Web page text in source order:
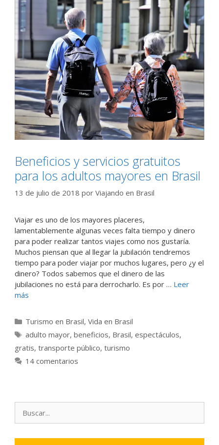
Beneficios y servicios gratuitos
para los adultos mayores en Brasil
13 de julio de 2018 por Viajando en Brasil
Viajar es uno de los mayores placeres,
lamentablemente algunas veces falta tiempo y dinero
para poder realizar tantos viajes como nos gustaría.
Muchos piensan que al llegar la jubilación tendremos
tiempo para poder viajar por muchos lugares, pero ¿y el
dinero? Todos sabemos que el dinero de las
jubilaciones no está para derrocharlo. Es por … Leer
más
Categorías
Turismo en Brasil, Vida en Brasil
Etiquetas
adulto mayor, beneficios, Brasil, espectáculos,
gratis, transporte público, turismo
14 comentarios